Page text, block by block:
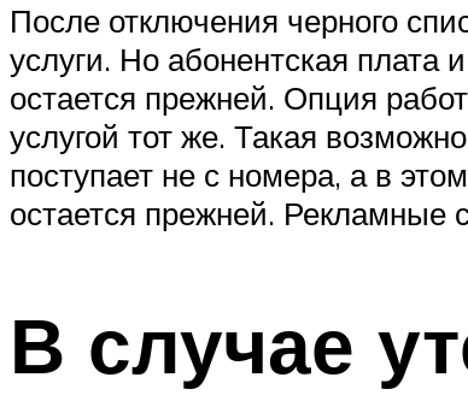
После отключения черного
услуги. Но абонентская плата
остается прежней. Опция
услугой тот же. Такая
поступает не с номера, а в
остается прежней. Рекламные
В случае